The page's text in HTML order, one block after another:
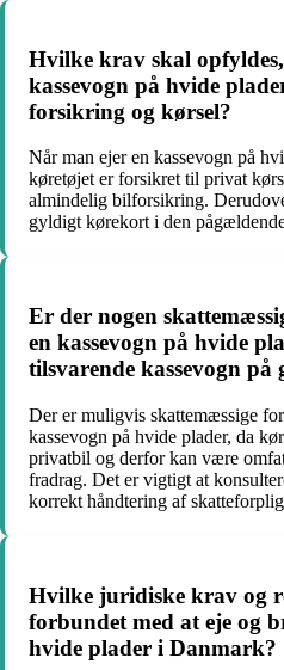
Hvilke krav skal
kassevogn på hvide
forsikring og kørsel?
Når man ejer en kassevogn på
køretøjet er forsikret til privat
almindelig bilforsikring.
gyldigt kørekort i den
Er der nogen
en kassevogn på hvide
tilsvarende kassevogn på
Der er muligvis skattemæssige
kassevogn på hvide plader, da
privatbil og derfor kan være
fradrag. Det er vigtigt at
korrekt håndtering af
Hvilke juridiske krav og
forbundet med at eje og
hvide plader i Danmark?